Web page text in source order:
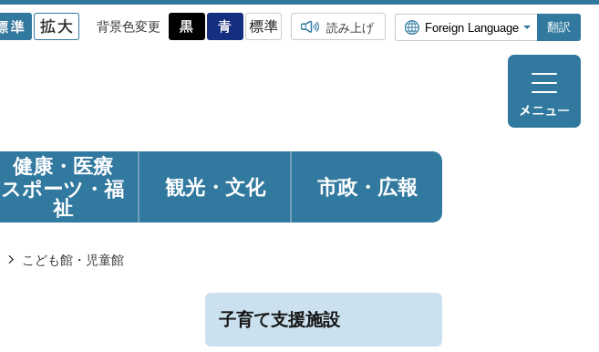
背景色変更 読み上げ 翻訳
健康・医療
スポーツ・福
祉
観光・ 文化 市政・広報
こども館・児童館
子育て支援施設